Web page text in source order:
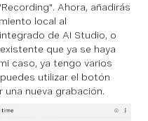
Ahora, añadirás
local al
de AI Studio, o
que ya se haya
caso, ya tengo varios
utilizar el botón
una nueva grabación.